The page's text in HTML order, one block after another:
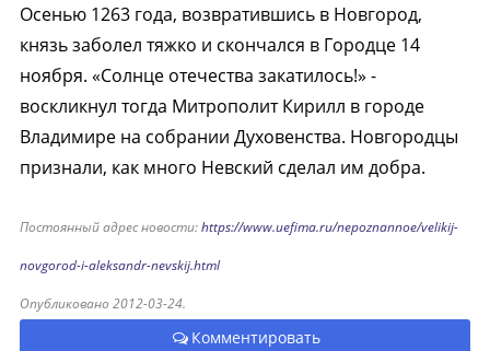
Осенью 1263 года, возвратившись в Новгород,
князь заболел тяжко и скончался в Городце 14
ноября. «Солнце отечества закатилось!» -
воскликнул тогда Митрополит Кирилл в городе
Владимире на собрании Духовенства. Новгородцы
признали, как много Невский сделал им добра.
Постоянный адрес новости:https://www.uefima.ru/nepoznannoe/velikij-
novgorod-i-aleksandr-nevskij.html
Опубликовано 2012-03-24.
Комментировать